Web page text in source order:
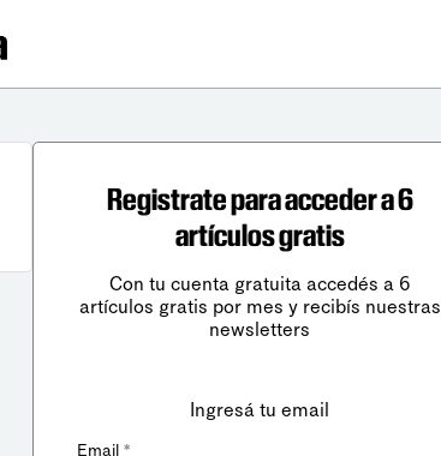
Registrate para acceder a 6
artículos gratis
Con tu cuenta gratuita accedés a 6
artículos gratis por mes y recibís nuestras
newsletters
Ingresá tu email
Email *